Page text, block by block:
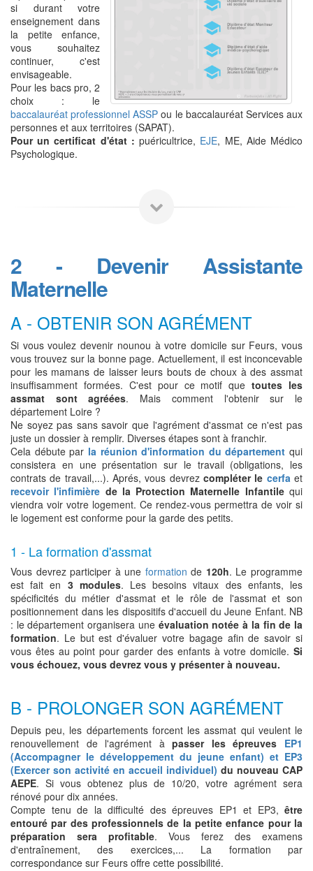
si durant votre
enseignement dans
la petite enfance,
vous souhaitez
continuer, c'est
envisageable.
Pour les bacs pro, 2
choix : le
baccalauréat professionnel ASSP ou le baccalauréat Services aux
personnes et aux territoires (SAPAT).
Pour un certificat d'état : puéricultrice, EJE, ME, Aide Médico
Psychologique.
2 - Devenir Assistante
Maternelle
A - OBTENIR SON AGRÉMENT
Si vous voulez devenir nounou à votre domicile sur Feurs, vous
vous trouvez sur la bonne page. Actuellement, il est inconcevable
pour les mamans de laisser leurs bouts de choux à des assmat
insuffisamment formées. C'est pour ce motif quetoutes les
assmat sont agréées. Mais comment l'obtenir sur le
département Loire ?
Ne soyez pas sans savoir que l'agrément d'assmat ce n'est pas
juste un dossier à remplir. Diverses étapes sont à franchir.
Cela débute par la réunion d'information du département qui
consistera en une présentation sur le travail (obligations, les
contrats de travail,...). Aprés, vous devrez compléter le cerfaet
recevoir l'infimière de la Protection Maternelle Infantilequi
viendra voir votre logement. Ce rendez-vous permettra de voir si
le logement est conforme pour la garde des petits.
1 - La formation d'assmat
Vous devrez participer à une formation de 120h. Le programme
est fait en 3 modules. Les besoins vitaux des enfants, les
spécificités du métier d'assmat et le rôle de l'assmat et son
positionnement dans les dispositifs d'accueil du Jeune Enfant. NB
: le département organisera une évaluation notée à la fin de la
formation. Le but est d'évaluer votre bagage afin de savoir si
vous êtes au point pour garder des enfants à votre domicile. Si
vous échouez, vous devrez vous y présenter à nouveau.
B - PROLONGER SON AGRÉMENT
Depuis peu, les départements forcent les assmat qui veulent le
renouvellement de l'agrément àpasser les épreuves EP1
(Accompagner le développement du jeune enfant) et EP3
(Exercer son activité en accueil individuel) du nouveau CAP
AEPE. Si vous obtenez plus de 10/20, votre agrément sera
rénové pour dix années.
Compte tenu de la difficulté des épreuves EP1 et EP3, être
entouré par des professionnels de la petite enfance pour la
préparation sera profitable. Vous ferez des examens
d'entraînement, des exercices,... La formation par
correspondance sur Feurs offre cette possibilité.